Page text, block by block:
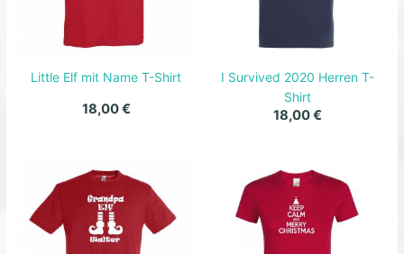
Little Elf mit Name T-Shirt
18,00€
I Survived 2020 Herren T-
Shirt
18,00€